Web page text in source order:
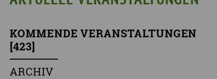
KOMMENDE VERANSTALTUNGEN
[423]
ARCHIV